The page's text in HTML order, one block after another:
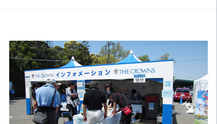
この記事を読む